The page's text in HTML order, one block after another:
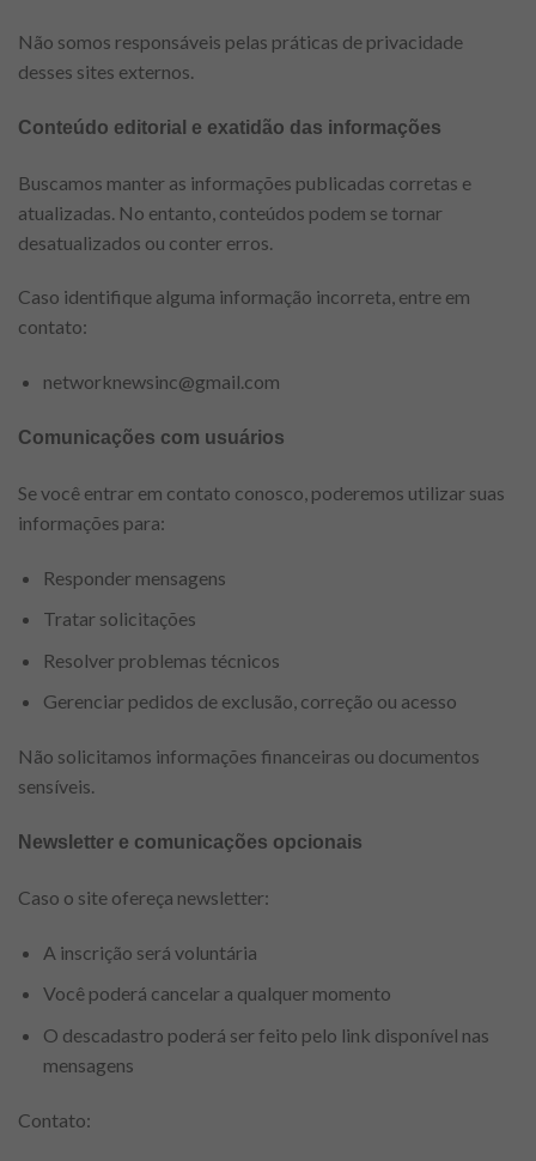
Não somos responsáveis pelas práticas de privacidade
desses sites externos.
Conteúdo editorial e exatidão das informações
Buscamos manter as informações publicadas corretas e
atualizadas. No entanto, conteúdos podem se tornar
desatualizados ou conter erros.
Caso identifique alguma informação incorreta, entre em
contato:
networknewsinc@gmail.com
Comunicações com usuários
Se você entrar em contato conosco, poderemos utilizar suas
informações para:
Responder mensagens
Tratar solicitações
Resolver problemas técnicos
Gerenciar pedidos de exclusão, correção ou acesso
Não solicitamos informações financeiras ou documentos
sensíveis.
Newsletter e comunicações opcionais
Caso o site ofereça newsletter:
A inscrição será voluntária
Você poderá cancelar a qualquer momento
O descadastro poderá ser feito pelo link disponível nas
mensagens
Contato: